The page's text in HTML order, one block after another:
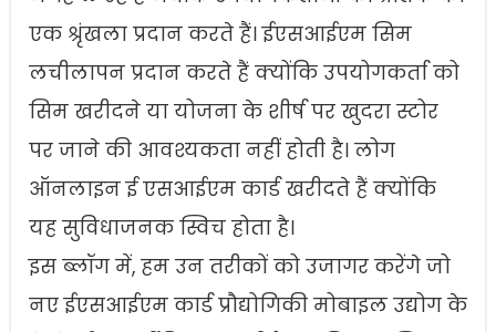
एक श्रृंखला प्रदान करते हैं। ईएसआईएम सिम
लचीलापन प्रदान करते हैं क्योंकि उपयोगकर्ता को
सिम खरीदने या योजना के शीर्ष पर खुदरा स्टोर
पर जाने की आवश्यकता नहीं होती है। लोग
ऑनलाइन ई एसआईएम कार्ड खरीदते हैं क्योंकि
यह सुविधाजनक स्विच होता है।
इस ब्लॉग में, हम उन तरीकों को उजागर करेंगे जो
नए ईएसआईएम कार्ड प्रौद्योगिकी मोबाइल उद्योग के